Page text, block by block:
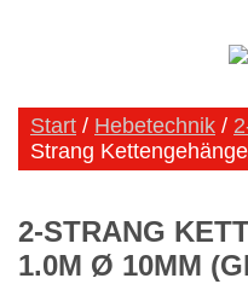
Start / Hebetechnik /
Strang
2-STRANG
1.0M Ø 10MM